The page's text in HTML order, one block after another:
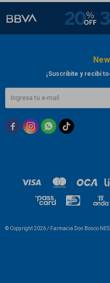
¡Suscribite y recibí
  
© Copyright 2026 / Farmacia Don Bosco